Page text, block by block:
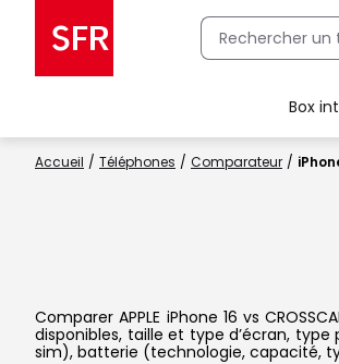
Box
Accueil Téléphones Comparateur
Comparer APPLE iPhone 16 vs
disponibles, taille et type d’écran,
sim), batterie (technologie, capacité,